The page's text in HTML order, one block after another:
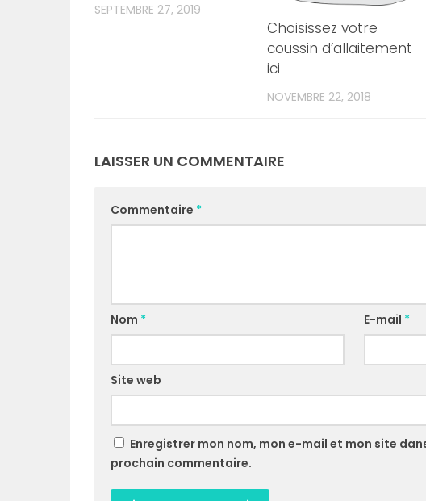
SEPTEMBRE 27, 2019
Choisissez votre
coussin d’allaitement
ici
NOVEMBRE 22, 2018
LAISSER UN COMMENTAIRE
Commentaire *
Nom * E-mail *
Site web
Enregistrer mon nom, mon e-mail et mon site
prochain commentaire.